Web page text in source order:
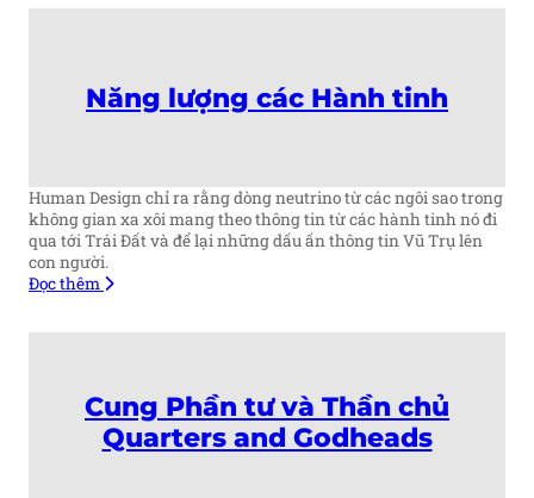
Năng lượng các Hành tinh
Human Design chỉ ra rằng dòng neutrino từ các ngôi sao trong
không gian xa xôi mang theo thông tin từ các hành tinh nó đi
qua tới Trái Đất và để lại những dấu ấn thông tin Vũ Trụ lên
con người.
Đọc thêm
Cung Phần tư và Thần chủ
Quarters and Godheads